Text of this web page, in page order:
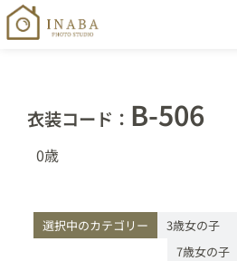
衣装コード： B-506
0歳
選択中のカテゴリー 3歳女の子
7歳女の子